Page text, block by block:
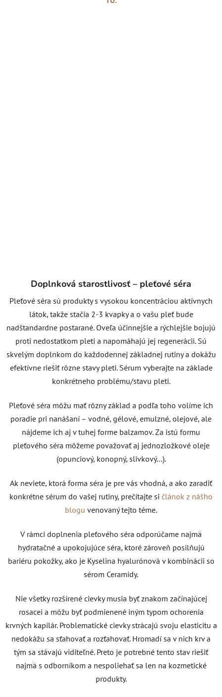
Doplnková starostlivosť – pleťové séra
Pleťové séra sú produkty s vysokou koncentráciou aktívnych
látok, takže stačia 2-3 kvapky a o vašu pleť bude
nadštandardne postarané. Oveľa účinnejšie a rýchlejšie bojujú
proti nedostatkom pleti a napomáhajú jej regenerácii. Sú
skvelým doplnkom do každodennej základnej rutiny a dokážu
efektívne riešiť rôzne stavy pleti. Sérum vyberajte na základe
konkrétneho problému/stavu pleti.
Pleťové séra môžu mať rôzny základ a podľa toho volíme ich
poradie pri nanášaní – vodné, gélové, emulzné, olejové, ale
nájdeme ich aj v tuhej forme balzamov. Za istú formu
pleťového séra môžeme považovať aj jednozložkové oleje
(opunciový, konopný, slivkový…).
Ak neviete, ktorá forma séra je pre vás vhodná, a ako zaradiť
konkrétne sérum do vašej rutiny, prečítajte si článok z nášho
blogu venovaný tejto téme.
V rámci doplnenia pleťového séra odporúčame najmä
hydratačné a upokojujúce séra, ktoré zároveň posilňujú
bariéru pokožky, ako je Kyselina hyalurónová v kombinácii so
sérom Ceramidy.
Nie všetky rozšírené cievky musia byť znakom začínajúcej
rosacei a môžu byť podmienené iným typom ochorenia
krvných kapilár. Problematické cievky strácajú svoju elasticitu a
nedokážu sa sťahovať a rozťahovať. Hromadí sa v nich krv a
tým sa stávajú viditeľné. Preto je potrebné tento stav riešiť
najmä s odborníkom a nespoliehať sa len na kozmetické
produkty.